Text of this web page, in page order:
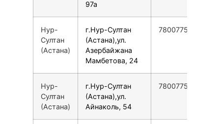
97а
Нур-
Султан
(Астана)
г.Нур-Султан
(Астана),ул.
Азербайжана
Мамбетова, 24
78007753553
Нур-
Султан
(Астана)
г.Нур-Султан
(Астана),ул.
Айнаколь, 54
78007753553